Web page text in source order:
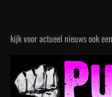
kijk voor actueel nieuws ook